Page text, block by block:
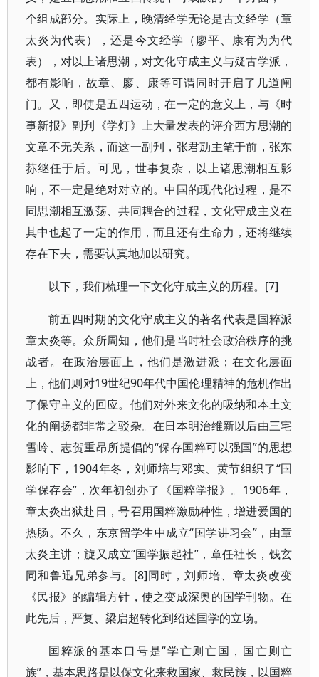
个组成部分。实际上，晚清经学无论是古文经学（章
太炎为代表），还是今文经学（廖平、康有为为代
表），对以上诸思潮，对文化守成主义与疑古学派，
都有影响，故章、廖、康等可谓同时开启了几道闸
门。又，即使是五四运动，在一定的意义上，与《时
事新报》副刋《学灯》上大量发表的评介西方思潮的
文章不无关系，而这一副刋，张君劢主笔于前，张东
荪继任于后。可见，世事复杂，以上诸思潮相互影
响，不一定是绝对对立的。中国的现代化过程，是不
同思潮相互激荡、共同耦合的过程，文化守成主义在
其中也起了一定的作用，而且还有生命力，还将继续
存在下去，需要认真地加以研究。
以下，我们梳理一下文化守成主义的历程。[7]
前五四时期的文化守成主义的著名代表是国粹派
章太炎等。众所周知，他们是当时社会政治秩序的挑
战者。在政治层面上，他们是激进派；在文化层面
上，他们则对19世纪90年代中国伦理精神的危机作出
了保守主义的回应。他们对外来文化的吸纳和本土文
化的阐扬都非常之驳杂。在日本明治维新以后由三宅
雪岭、志贺重昂所提倡的“保存国粹可以强国”的思想
影响下，1904年冬，刘师培与邓实、黄节组织了“国
学保存会”，次年初创办了《国粹学报》。1906年，
章太炎出狱赴日，号召用国粹激励种性，增进爱国的
热肠。不久，东京留学生中成立“国学讲习会”，由章
太炎主讲；旋又成立“国学振起社”，章任社长，钱玄
同和鲁迅兄弟参与。[8]同时，刘师培、章太炎改变
《民报》的编辑方针，使之变成深奥的国学刊物。在
此先后，严复、梁启超转化到绍述国学的立场。
国粹派的基本口号是“学亡则亡国，国亡则亡
族”，基本思路是以保文化来救国家、救民族，以国粹